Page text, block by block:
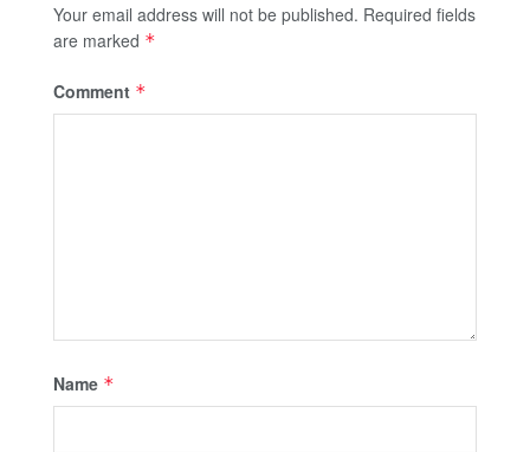
Your email address will not be published. Required fields
are marked *
Comment *
Name *